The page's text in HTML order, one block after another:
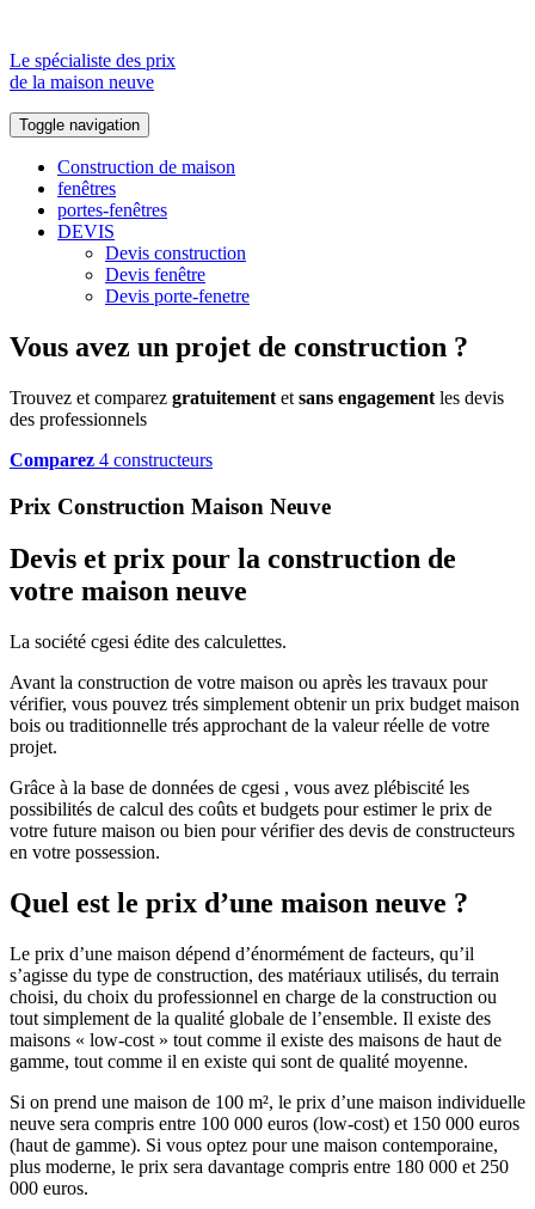
Le spécialiste des prix
de la maison neuve
Toggle navigation
Construction de maison
fenêtres
portes-fenêtres
DEVIS
Devis construction
Devis fenêtre
Devis porte-fenetre
Vous avez un projet de construction ?
Trouvez et comparez gratuitement et sans engagement les devis
des professionnels
Comparez 4 constructeurs
Prix Construction Maison Neuve
Devis et prix pour la construction de
votre maison neuve
La société cgesi édite des calculettes.
Avant la construction de votre maison ou après les travaux pour
vérifier, vous pouvez trés simplement obtenir un prix budget maison
bois ou traditionnelle trés approchant de la valeur réelle de votre
projet.
Grâce à la base de données de cgesi , vous avez plébiscité les
possibilités de calcul des coûts et budgets pour estimer le prix de
votre future maison ou bien pour vérifier des devis de constructeurs
en votre possession.
Quel est le prix d’une maison neuve ?
Le prix d’une maison dépend d’énormément de facteurs, qu’il
s’agisse du type de construction, des matériaux utilisés, du terrain
choisi, du choix du professionnel en charge de la construction ou
tout simplement de la qualité globale de l’ensemble. Il existe des
maisons « low-cost » tout comme il existe des maisons de haut de
gamme, tout comme il en existe qui sont de qualité moyenne.
Si on prend une maison de 100 m², le prix d’une maison individuelle
neuve sera compris entre 100 000 euros (low-cost) et 150 000 euros
(haut de gamme). Si vous optez pour une maison contemporaine,
plus moderne, le prix sera davantage compris entre 180 000 et 250
000 euros.